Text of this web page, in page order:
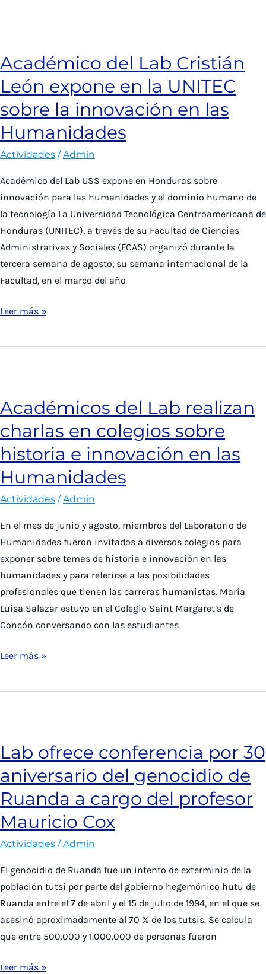
cuecas
con
Humanidades
Digitales
y
revela
temas
Académico del Lab Cristián
León expone en la UNITEC
sobre la innovación en las
Humanidades
Actividades /Admin
Académico del Lab USS expone en Honduras sobre
innovación para las humanidades y el dominio humano de
la tecnología La Universidad Tecnológica Centroamericana de
Honduras (UNITEC), a través de su Facultad de Ciencias
Administrativas y Sociales (FCAS) organizó durante la
tercera semana de agosto, su semana internacional de la
Facultad, en el marco del año
Académico
Lab
en
la
UNITEC
sobre
la
innovación
las
Humanidades
Leer más »
Académicos del Lab realizan
charlas en colegios sobre
historia e innovación en las
Humanidades
Actividades /Admin
En el mes de junio y agosto, miembros del Laboratorio de
Humanidades fueron invitados a diversos colegios para
exponer sobre temas de historia e innovación en las
humanidades y para referirse a las posibilidades
profesionales que tienen las carreras humanistas. María
Luisa Salazar estuvo en el Colegio Saint Margaret’s de
Concón conversando con las estudiantes
Académicos
Lab
colegios
sobre
historia
e
innovación
en
Humanidades
Leer más »
Lab ofrece conferencia por 30
aniversario del genocidio de
Ruanda a cargo del profesor
Mauricio Cox
Actividades /Admin
El genocidio de Ruanda fue un intento de exterminio de la
población tutsi por parte del gobierno hegemónico hutu de
Ruanda entre el 7 de abril y el 15 de julio de 1994, en el que se
asesinó aproximadamente al 70 % de los tutsis. Se calcula
que entre 500.000 y 1.000.000 de personas fueron
Lab
Leer más »